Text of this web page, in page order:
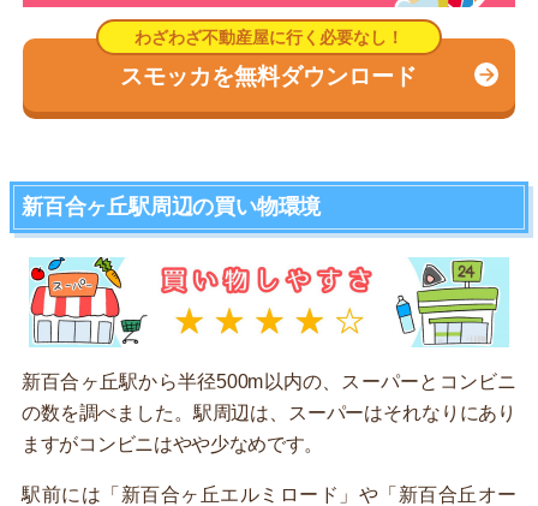
スモッカを無料ダウンロード
新百合ヶ丘駅周辺の買い物環境
新百合ヶ丘駅から半径500m以内の、スーパーとコンビニ
の数を調べました。駅周辺は、スーパーはそれなりにあり
ますがコンビニはやや少なめです。
駅前には「新百合ヶ丘エルミロード」や「新百合丘オー